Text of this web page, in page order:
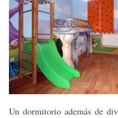
Un dormitorio además de